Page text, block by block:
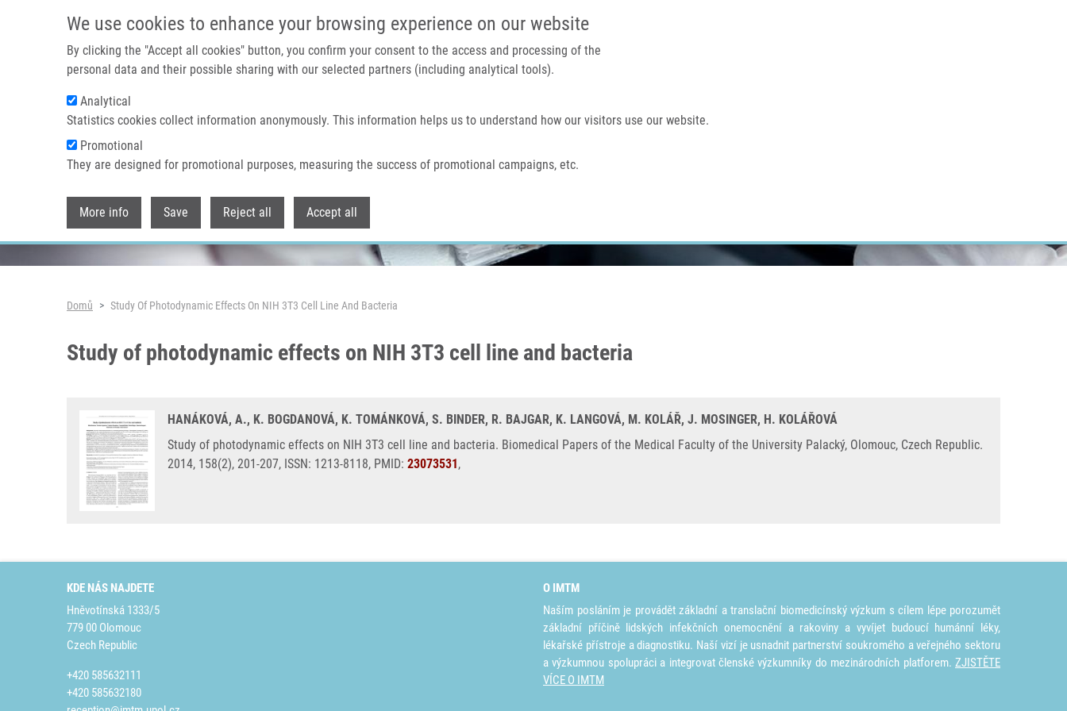
We use cookies to enhance your browsing experience on our website
By clicking the "Accept all cookies" button, you confirm your consent to the access and processing of the
personal data and their possible sharing with our selected partners (including analytical tools).
Analytical
Statistics cookies collect information anonymously. This information helps us to understand how our visitors use our website.
Promotional
They are designed for promotional purposes, measuring the success of promotional campaigns, etc.
More info Save Reject all Accept all
IMTM PORTÁL
Domů O nás
Header image
Drobečková navigace
Domů Study Of Photodynamic Effects On NIH 3T3 Cell Line And Bacteria
Study of photodynamic effects on NIH 3T3 cell line and bacteria
HANÁKOVÁ, A., K. BOGDANOVÁ, K. TOMÁNKOVÁ, S. BINDER, R. BAJGAR, K. LANGOVÁ, M. KOLÁŘ, J. MOSINGER, H. KOLÁŘOVÁ
Study of photodynamic effects on NIH 3T3 cell line and bacteria. Biomedical Papers of the Medical Faculty of the University Palacký, Olomouc, Czech Republic.
2014, 158(2), 201-207, ISSN: 1213-8118, PMID: 23073531,
KDE NÁS NAJDETE
Hněvotínská 1333/5
779 00 Olomouc
Czech Republic
+420 585632111
+420 585632180
O IMTM
Naším posláním je provádět základní a translační biomedicínský výzkum s cílem lépe porozumět
základní příčině lidských infekčních onemocnění a rakoviny a vyvíjet budoucí humánní léky,
lékařské přístroje a diagnostiku. Naší vizí je usnadnit partnerství soukromého a veřejného sektoru
a výzkumnou spolupráci a integrovat členské výzkumníky do mezinárodních platforem. ZJISTĚTE
VÍCE O IMTM